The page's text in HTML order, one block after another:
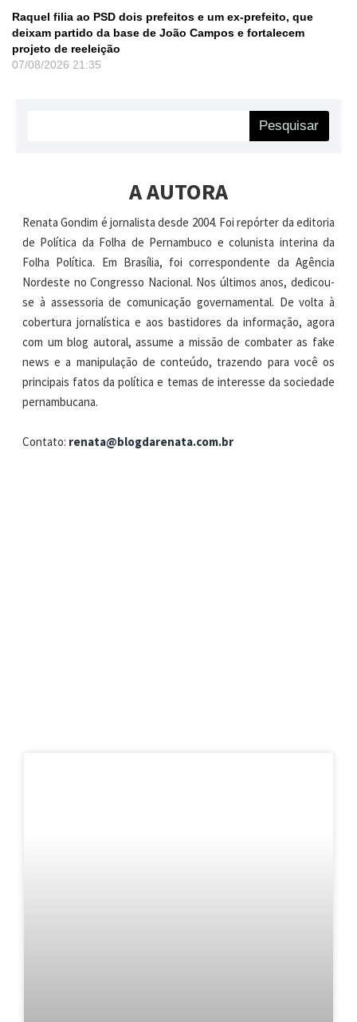
Raquel filia ao PSD dois prefeitos e um ex-prefeito, que
deixam partido da base de João Campos e fortalecem
projeto de reeleição
07/08/2026 21:35
Pesquisar
A AUTORA
Renata Gondim é jornalista desde 2004. Foi repórter da editoria
de Política da Folha de Pernambuco e colunista interina da
Folha Política. Em Brasília, foi correspondente da Agência
Nordeste no Congresso Nacional. Nos últimos anos, dedicou-
se à assessoria de comunicação governamental. De volta à
cobertura jornalística e aos bastidores da informação, agora
com um blog autoral, assume a missão de combater as fake
news e a manipulação de conteúdo, trazendo para você os
principais fatos da política e temas de interesse da sociedade
pernambucana.
Contato: renata@blogdarenata.com.br